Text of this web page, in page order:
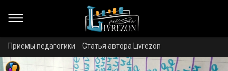
Приемы педагогики Статья автора Livrezon